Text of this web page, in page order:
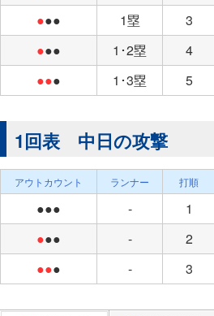
●●● 1塁 3
●●● 1･2塁 4
●●● 1･3塁 5
1回表 中日の攻撃
アウトカウント ランナー 打順
●●● - 1
●●● - 2
●●● - 3